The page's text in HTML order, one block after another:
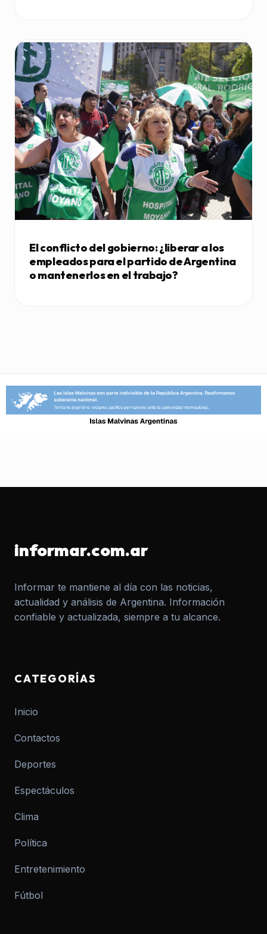
El conflicto del gobierno: ¿liberar a los
empleados para el partido de Argentina
o mantenerlos en el trabajo?
informar.com.ar
Informar te mantiene al día con las noticias,
actualidad y análisis de Argentina. Información
confiable y actualizada, siempre a tu alcance.
CATEGORÍAS
Inicio
Contactos
Deportes
Espectáculos
Clima
Política
Entretenimiento
Fútbol